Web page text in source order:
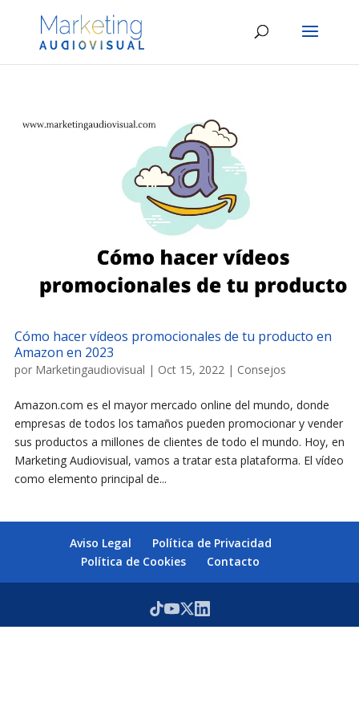
Cómo hacer vídeos promocionales de tu producto en
Amazon en 2023
por Marketingaudiovisual | Oct 15, 2022 | Consejos
Amazon.com es el mayor mercado online del mundo, donde
empresas de todos los tamaños pueden promocionar y vender
sus productos a millones de clientes de todo el mundo. Hoy, en
Marketing Audiovisual, vamos a tratar esta plataforma. El vídeo
como elemento principal de...
Aviso Legal
Política de Privacidad
Política de Cookies
Contacto